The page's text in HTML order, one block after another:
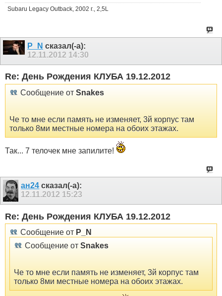
Subaru Legacy Outback, 2002 г., 2,5L
P_N сказал(-а):
12.11.2012 14:30
Re: День Рождения КЛУБА 19.12.2012
Сообщение от Snakes
Че то мне если память не изменяет, 3й корпус там
только 8ми местные номера на обоих этажах.
Так... 7 телочек мне запилите!
ан24 сказал(-а):
12.11.2012 15:23
Re: День Рождения КЛУБА 19.12.2012
Сообщение от P_N
Сообщение от Snakes
Че то мне если память не изменяет, 3й корпус там
только 8ми местные номера на обоих этажах.